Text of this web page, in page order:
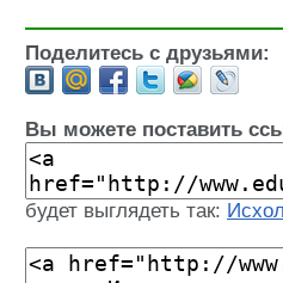
Поделитесь с друзьями:
Вы можете поставить
будет выглядеть так: